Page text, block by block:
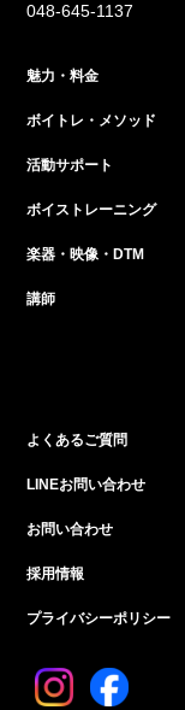
048-645-1137
魅力・料金
ボイトレ・メソッド
活動サポート
ボイストレーニング
楽器・映像・DTM
講師
よくあるご質問
LINEお問い合わせ
お問い合わせ
採用情報
プライバシーポリシー